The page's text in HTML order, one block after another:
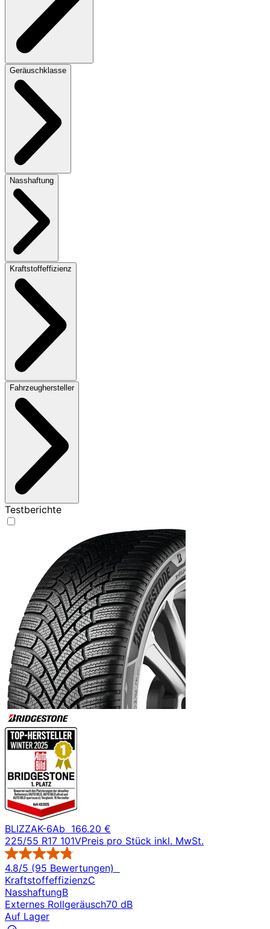
Geräuschklasse
Nasshaftung
Kraftstoffeffizienz
Fahrzeughersteller
Testberichte
BLIZZAK-6Ab 166.20 €
225/55 R17 101VPreis pro Stück inkl. MwSt.
4.8/5 (95 Bewertungen)
KraftstoffeffizienzC
NasshaftungB
Externes Rollgeräusch70 dB
Auf Lager